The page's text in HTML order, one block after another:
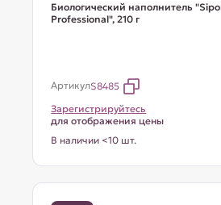
Биологический наполнитель
Professional", 210 г
АртикулS8485
Зарегистрируйтесь
для отображения цены
В наличии <10 шт.